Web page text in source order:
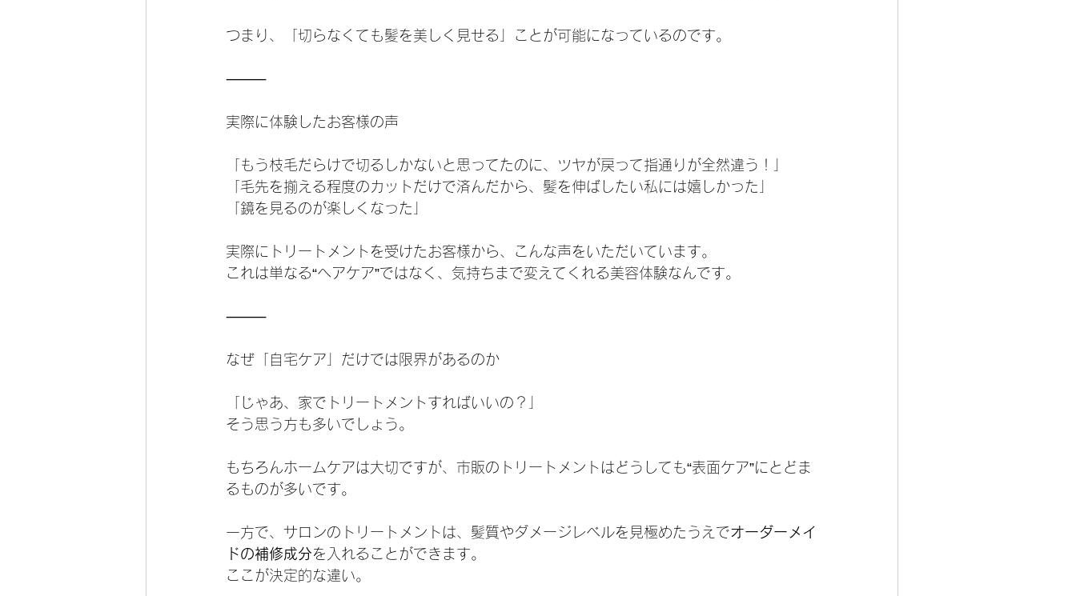
つまり、「切らなくても髪を美しく見せる」ことが可能になっているのです。
⸻
実際に体験したお客様の声
「もう枝毛だらけで切るしかないと思ってたのに、ツヤが戻って指通りが全然違う！」
「毛先を揃える程度のカットだけで済んだから、髪を伸ばしたい私には嬉しかった」
「鏡を見るのが楽しくなった」
実際にトリートメントを受けたお客様から、こんな声をいただいています。
これは単なる“ヘアケア”ではなく、気持ちまで変えてくれる美容体験なんです。
⸻
なぜ「自宅ケア」だけでは限界があるのか
「じゃあ、家でトリートメントすればいいの？」
そう思う方も多いでしょう。
もちろんホームケアは大切ですが、市販のトリートメントはどうしても“表面ケア”にとどま
るものが多いです。
一方で、サロンのトリートメントは、髪質やダメージレベルを見極めたうえでオーダーメイ
ドの補修成分を入れることができます。
ここが決定的な違い。